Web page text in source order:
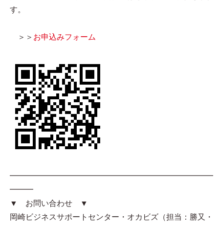
す。
＞＞ お申込みフォーム
━━━━━━━━━━━━━━━━━━━━━━━━━━
━━━
▼ お問い合わせ ▼
岡崎ビジネスサポートセンター・オカビズ（担当：勝又・